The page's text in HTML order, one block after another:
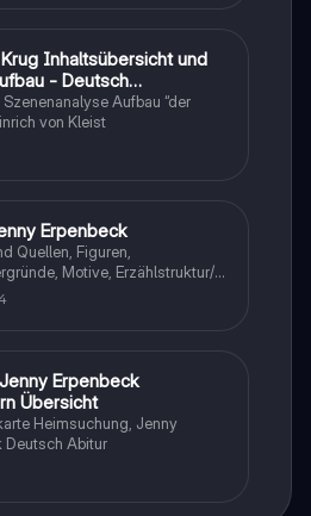
Inhaltsübersicht und
- Deutsch
Aufbau “der
von Kleist
Erpenbeck
Quellen, Figuren,
Motive, Erzählstruktur/-
Erpenbeck
Übersicht
Heimsuchung, Jenny
Deutsch Abitur